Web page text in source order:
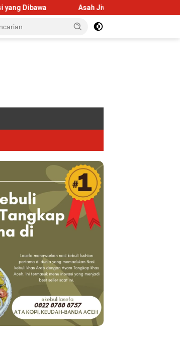
Asah Jiwa Kepemimpinan, Kepala MTsN 1 Banda